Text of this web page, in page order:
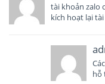
tài khoản zalo
kích hoạt lại
hỗ